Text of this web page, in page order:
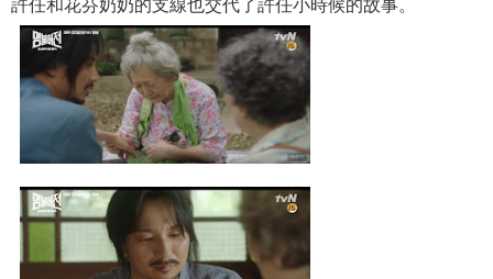
許任和花芬奶奶的支線也交代了許任小時候的故事。